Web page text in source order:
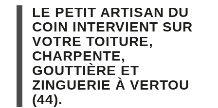
LE PETIT ARTISAN DU
COIN INTERVIENT SUR
VOTRE TOITURE,
CHARPENTE,
GOUTTIÈRE ET
ZINGUERIE À VERTOU
(44).